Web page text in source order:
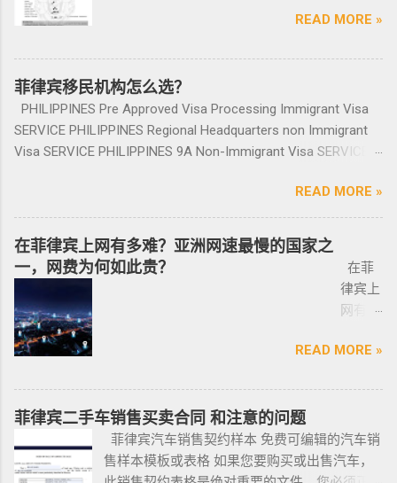
题也可以询问。 遣返回国的流程是什么？ 1. 先
提交到移民局，等待a...
讳的号码； 5、车钥匙一般是2-三把，2把自动1
合同、一份保险、 一份OR/CR文件，这些一定
要放在家里保存好，OR/CR可以复印两张放到车
里备用 ； 想了解更多最新信息欢迎联系和咨询
我们，微信：BGC998 电报@BGC998 Whats
优先使用TG免验证，咨询请主动告知咨询项
目，菲律宾MAKATI 实体公司，客户 隐私保护
安全 可靠，可以安排工作人员上门取...
赎回存款。 房产投资类： （1）存款可全
（2）房产不能出售，但可用于出租； （3）
申请人需要拿到菲律宾的房产证，才能在PRA申
请置换之前办理SRRV身份时存入的存款。 申
请流程： 1、申请人提供基础的申请材料做初
审，后转款两万美金到相关部门； 2、审核该
存款的安全性，申请人需要入境菲律宾完成后
报道后
上。
咨询微
信
8 小
飞机
998 菲
律宾马
尼拉
——移
民局
民，他
们只能
为您精彩呈现菲律宾房子,来居外投资菲律宾房
大的外国人不动产服务机构之一，主要服务在
菲外国人以及在菲工作生活的业主和租客，提
供一站式中文/英文资讯服务。供菲律宾的新
房、二手房、特价房、二手楼花、开发商、投
资指南等房产信息,为房产投资者菲律宾买房提
态。 ●菲律宾998不动产机构 998 Real Estate
长期紧密协作知名的菲律宾各大地产开发商以
及合规中介资源公司为主要合作伙伴，集合更
多资源，能针对外国投资者提供从不动产精
产养护 等全方位管理服务； 菲律宾998不动产
断提升客户体验，推动菲律宾行业的进步，让
房产交易变得更加轻松和愉悦！ ●我们珍惜每一
位客户的托付，客户的信赖是我们最大的动
力。 任何关于菲律宾房产买卖 交易 相关的问题
要菲律
前往印
印尼签
证？
泰国出
印尼办
亚出发
前往印
尼办理
印尼办
理印尼
READ MORE »
菲律宾移民机构怎么选？
PHILIPPINES Pre Approved Visa Processing Immigrant Visa
SERVICE PHILIPPINES Regional Headquarters non Immigrant
Visa SERVICE PHILIPPINES 9A Non-Immigrant Visa SERVICE
Pre-Arranged Employment Visa SERVICE PHILIPPINES Special
Investor’s Resident Visa SERVICE PHILIPPINES Special
Resident Retiree’s Visa SERVICE It’s Business Permit Renewal
Time for 2022 PHILIPPINES PHILIPPINES Business Structures
and Entities SERVICE PHILIPPINES Office Setup Services
PHILIPPINES Human Resources Consulting SERVICE
PHILIPPINES Call Center and BPO Setup SERVICE PHILIPPINES
Recruitment & Executive Search Services PHILIPPINES Tax
Compliance SERVICE PHILIPPINES Permits and Licenses
SERVICE PHILIPPINES Labor Consulting SERVICE PHILIPPINES
Setting-Up a Representative Office SERVICE PHILIPPINES
Forming a Corporation service PHILIPPINES Visa and
Immigration Service PHILIPPINES Sole Proprietorship Busin...
READ MORE »
在菲律宾上网有多难？亚洲网速最慢的国家之
一，网费为何如此贵？
在菲
律宾上
网有多
为一名
律宾有
游学经
验的小
READ MORE »
菲律宾二手车销售买卖合同 和注意的问题
菲律宾汽车销售契约样本 免费可编辑的汽车销
售样本模板或表格 如果您要购买或出售汽车，